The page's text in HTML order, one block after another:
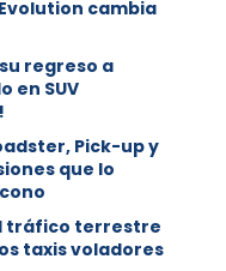
cambia
regreso a
en SUV
Pick-up y
que lo
tráfico terrestre
taxis voladores